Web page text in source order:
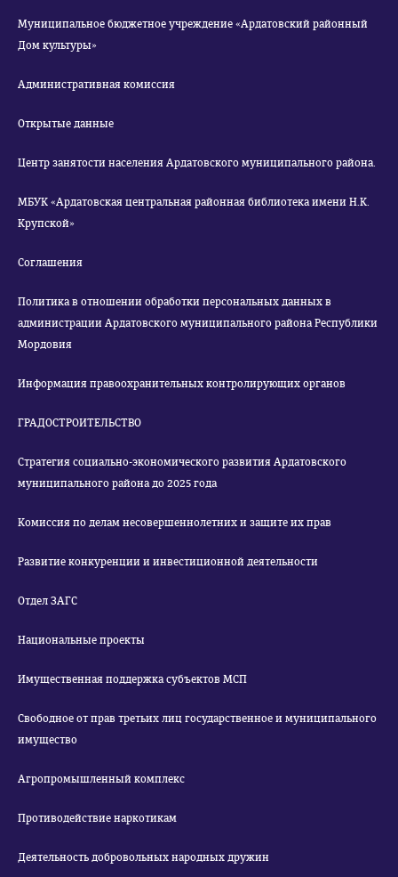
Муниципальное бюджетное учреждение «Ардатовский районный
Дом культуры»
Административная комиссия
Открытые данные
Центр занятости населения Ардатовского муниципального района.
МБУК «Ардатовская центральная районная библиотека имени Н.К.
Крупской»
Соглашения
Политика в отношении обработки персональных данных в
администрации Ардатовского муниципального района Республики
Мордовия
Информация правоохранительных контролирующих органов
ГРАДОСТРОИТЕЛЬСТВО
Стратегия социально-экономического развития Ардатовского
муниципального района до 2025 года
Комиссия по делам несовершеннолетних и защите их прав
Развитие конкуренции и инвестиционной деятельности
Отдел ЗАГС
Национальные проекты
Имущественная поддержка субъектов МСП
Свободное от прав третьих лиц государственное и муниципального
имущество
Агропромышленный комплекс
Противодействие наркотикам
Деятельность добровольных народных дружин